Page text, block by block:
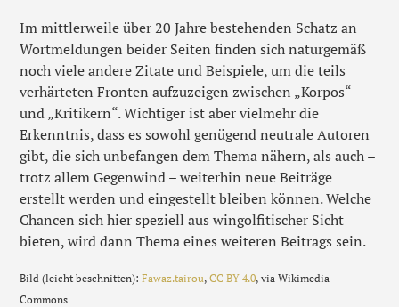
Im mittlerweile über 20 Jahre bestehenden Schatz an
Wortmeldungen beider Seiten finden sich naturgemäß
noch viele andere Zitate und Beispiele, um die teils
verhärteten Fronten aufzuzeigen zwischen „Korpos“
und „Kritikern“. Wichtiger ist aber vielmehr die
Erkenntnis, dass es sowohl genügend neutrale Autoren
gibt, die sich unbefangen dem Thema nähern, als auch –
trotz allem Gegenwind – weiterhin neue Beiträge
erstellt werden und eingestellt bleiben können. Welche
Chancen sich hier speziell aus wingolfitischer Sicht
bieten, wird dann Thema eines weiteren Beitrags sein.
Bild (leicht beschnitten):Fawaz.tairou,CC BY 4.0, via Wikimedia
Commons